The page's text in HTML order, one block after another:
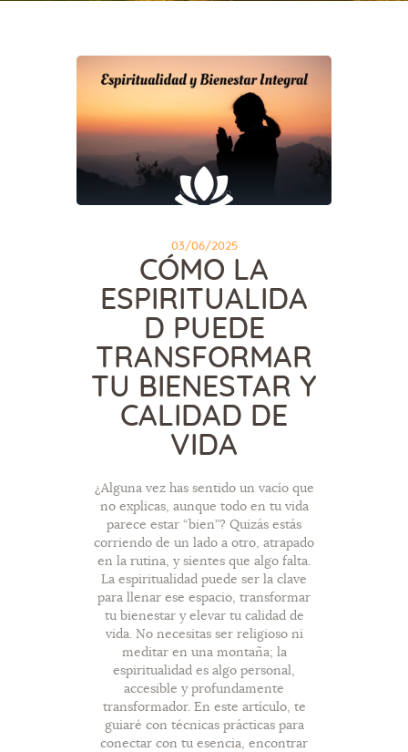
03/06/2025
CÓMO LA
ESPIRITUALIDA
D PUEDE
TRANSFORMAR
TU BIENESTAR Y
CALIDAD DE
VIDA
¿Alguna vez has sentido un vacío que
no explicas, aunque todo en tu vida
parece estar “bien”? Quizás estás
corriendo de un lado a otro, atrapado
en la rutina, y sientes que algo falta.
La espiritualidad puede ser la clave
para llenar ese espacio, transformar
tu bienestar y elevar tu calidad de
vida. No necesitas ser religioso ni
meditar en una montaña; la
espiritualidad es algo personal,
accesible y profundamente
transformador. En este artículo, te
guiaré con técnicas prácticas para
conectar con tu esencia, encontrar